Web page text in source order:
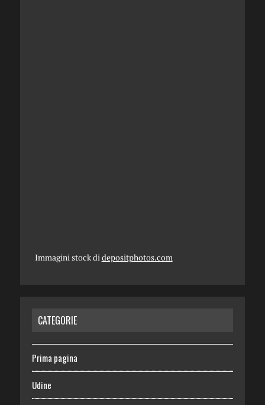
Immagini stock didepositphotos.com
CATEGORIE
Prima pagina
Udine